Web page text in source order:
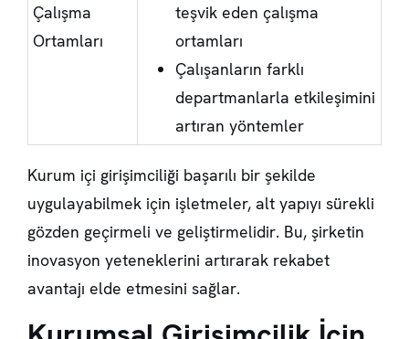
Çalışma
Ortamları
teşvik eden çalışma
ortamları
Çalışanların farklı
departmanlarla etkileşimini
artıran yöntemler
Kurum içi girişimciliği başarılı bir şekilde
uygulayabilmek için işletmeler, alt yapıyı sürekli
gözden geçirmeli ve geliştirmelidir. Bu, şirketin
inovasyon yeteneklerini artırarak rekabet
avantajı elde etmesini sağlar.